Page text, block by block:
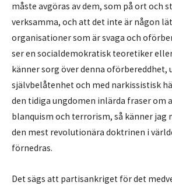
måste avgöras av dem, som på ort och
verksamma, och att det inte är någon
organisationer som är svaga och
ser en socialdemokratisk teoretiker
känner sorg över denna oförbereddhet,
självbelåtenhet och med narkissistisk
den tidiga ungdomen inlärda fraser om
blanquism och terrorism, så känner jag
den mest revolutionära doktrinen i
förnedras.
Det sägs att partisankriget för det